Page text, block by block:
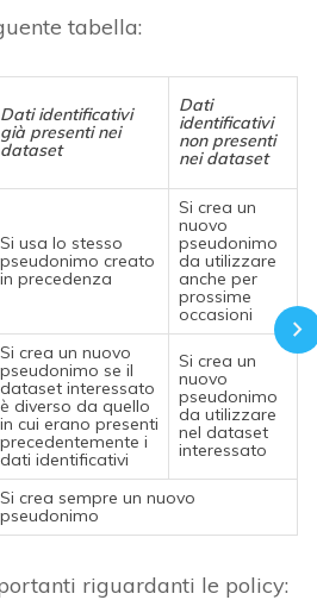
tabella:
Dati identificativi
già presenti nei
dataset
Dati
identificativi
non presenti
nei dataset
Si usa lo stesso
pseudonimo creato
in precedenza
Si crea un
nuovo
pseudonimo
da utilizzare
anche per
prossime
occasioni
Si crea un nuovo
pseudonimo se il
dataset interessato
è diverso da quello
in cui erano presenti
precedentemente i
dati identificativi
Si crea un
nuovo
pseudonimo
da utilizzare
nel dataset
interessato
Si crea sempre un nuovo
pseudonimo
riguardanti le policy: